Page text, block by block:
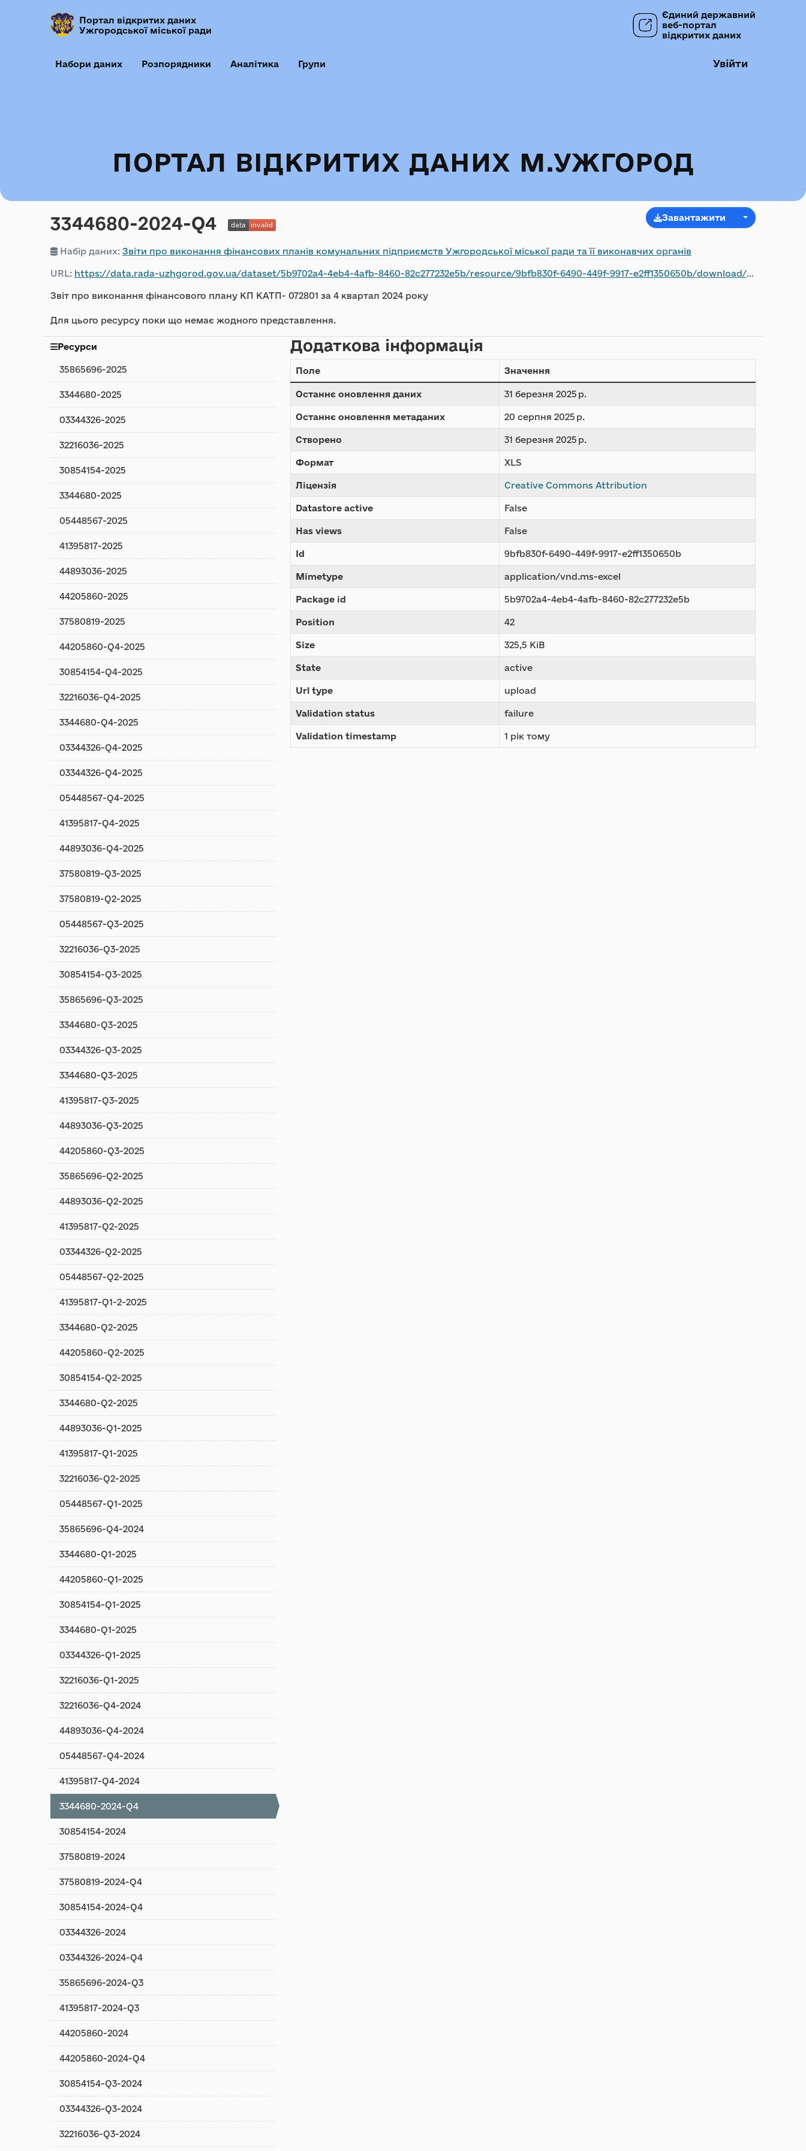
Портал відкритих даних
Ужгородської міської ради
Єдиний державний
веб-портал
відкритих даних
Набори даних Розпорядники Аналітика Групи Увійти
ПОРТАЛ ВІДКРИТИХ ДАНИХ М.УЖГОРОД
Завантажити
3344680-2024-Q4
Набір даних: Звіти про виконання фінансових планів комунальних підприємств Ужгородської міської ради та її виконавчих органів
URL: https://data.rada-uzhgorod.gov.ua/dataset/5b9702a4-4eb4-4afb-8460-82c277232e5b/resource/9bfb830f-6490-449f-9917-e2ff1350650b/download/-072801-4-2024-.xls
Звіт про виконання фінансового плану КП КАТП- 072801 за 4 квартал 2024 року
Для цього ресурсу поки що немає жодного представлення.
Ресурси
35865696-2025
3344680-2025
03344326-2025
32216036-2025
30854154-2025
3344680-2025
05448567-2025
41395817-2025
44893036-2025
44205860-2025
37580819-2025
44205860-Q4-2025
30854154-Q4-2025
32216036-Q4-2025
3344680-Q4-2025
03344326-Q4-2025
03344326-Q4-2025
05448567-Q4-2025
41395817-Q4-2025
44893036-Q4-2025
37580819-Q3-2025
37580819-Q2-2025
05448567-Q3-2025
32216036-Q3-2025
30854154-Q3-2025
35865696-Q3-2025
3344680-Q3-2025
03344326-Q3-2025
3344680-Q3-2025
41395817-Q3-2025
44893036-Q3-2025
44205860-Q3-2025
35865696-Q2-2025
44893036-Q2-2025
41395817-Q2-2025
03344326-Q2-2025
05448567-Q2-2025
41395817-Q1-2-2025
3344680-Q2-2025
44205860-Q2-2025
30854154-Q2-2025
3344680-Q2-2025
44893036-Q1-2025
41395817-Q1-2025
32216036-Q2-2025
05448567-Q1-2025
35865696-Q4-2024
3344680-Q1-2025
44205860-Q1-2025
30854154-Q1-2025
3344680-Q1-2025
03344326-Q1-2025
32216036-Q1-2025
32216036-Q4-2024
44893036-Q4-2024
05448567-Q4-2024
41395817-Q4-2024
3344680-2024-Q4
30854154-2024
37580819-2024
37580819-2024-Q4
30854154-2024-Q4
03344326-2024
03344326-2024-Q4
35865696-2024-Q3
41395817-2024-Q3
44205860-2024
44205860-2024-Q4
30854154-Q3-2024
03344326-Q3-2024
32216036-Q3-2024
Додаткова інформація
Поле Значення
Останнє оновлення даних 31 березня 2025 р.
Останнє оновлення метаданих 20 серпня 2025 р.
Створено 31 березня 2025 р.
Формат XLS
Ліцензія Creative Commons Attribution
Datastore active False
Has views False
Id 9bfb830f-6490-449f-9917-e2ff1350650b
Mimetype application/vnd.ms-excel
Package id 5b9702a4-4eb4-4afb-8460-82c277232e5b
Position 42
Size 325,5 KiB
State active
Url type upload
Validation status failure
Validation timestamp 1 рік тому